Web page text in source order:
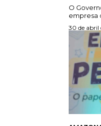
O
empresa
30 de abril